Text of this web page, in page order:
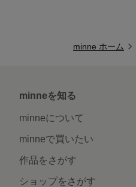
minne ホーム
minneを知る
minneについて
minneで買いたい
作品をさがす
ショップをさがす